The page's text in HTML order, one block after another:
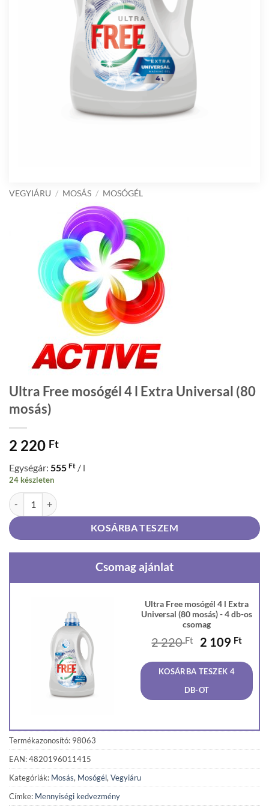
VEGYIÁRU / MOSÁS / MOSÓGÉL
Ultra Free mosógél 4 l Extra Universal (80
mosás)
2 220 Ft
Egységár: 555 Ft / l
24 készleten
Ultra Free mosógél 4 l Extra Universal (80 mosás) mennyiség
KOSÁRBA TESZEM
Csomag ajánlat
Ultra Free mosógél 4 l Extra
Universal (80 mosás) - 4 db-os
csomag
2 220Ft
Original
was:
2
220 Ft.
2 109 Ft
is:
109
KOSÁRBA TESZEK 4
DB-OT
Termékazonosító: 98063
EAN: 4820196011415
Kategóriák: Mosás, Mosógél, Vegyiáru
Címke: Mennyiségi kedvezmény